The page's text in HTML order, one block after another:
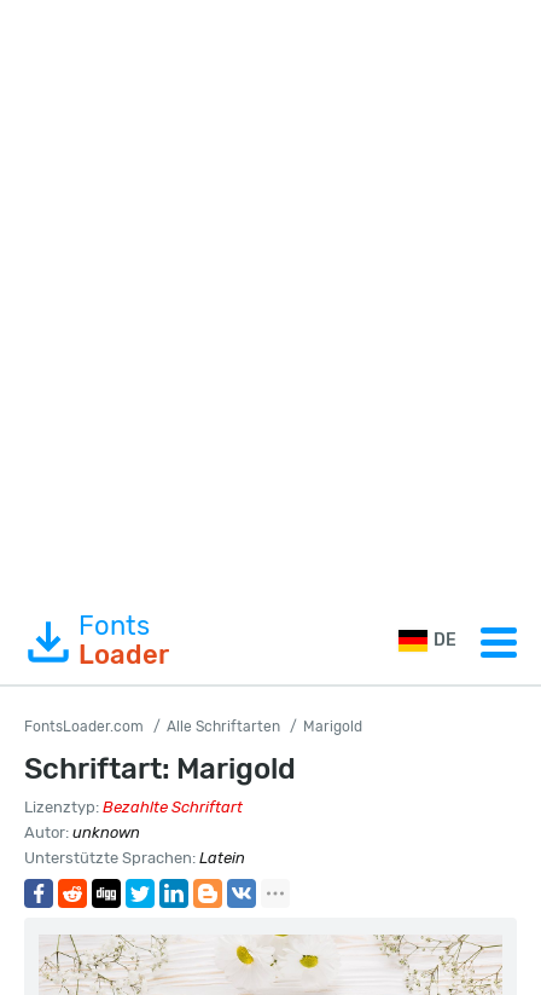
Fonts
Loader
DE
FontsLoader.com Alle Schriftarten Marigold
Schriftart: Marigold
Lizenztyp: Bezahlte Schriftart
Autor: unknown
Unterstützte Sprachen: Latein